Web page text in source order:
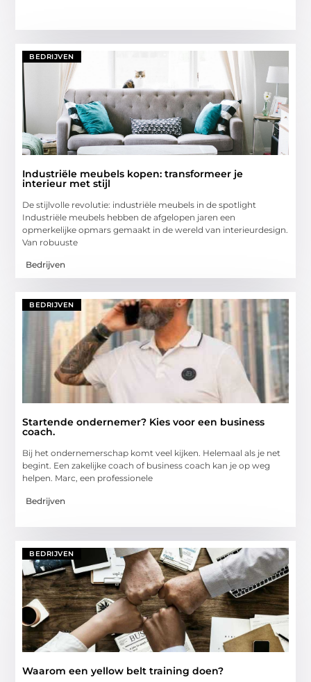
BEDRIJVEN
Industriële meubels kopen: transformeer je
interieur met stijl
De stijlvolle revolutie: industriële meubels in de spotlight
Industriële meubels hebben de afgelopen jaren een
opmerkelijke opmars gemaakt in de wereld van interieurdesign.
Van robuuste
Bedrijven
BEDRIJVEN
Startende ondernemer? Kies voor een business
coach.
Bij het ondernemerschap komt veel kijken. Helemaal als je net
begint. Een zakelijke coach of business coach kan je op weg
helpen. Marc, een professionele
Bedrijven
BEDRIJVEN
Waarom een yellow belt training doen?